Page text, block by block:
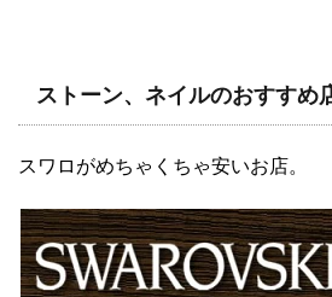
ストーン、ネイルのおすすめ
スワロがめちゃくちゃ安いお店。